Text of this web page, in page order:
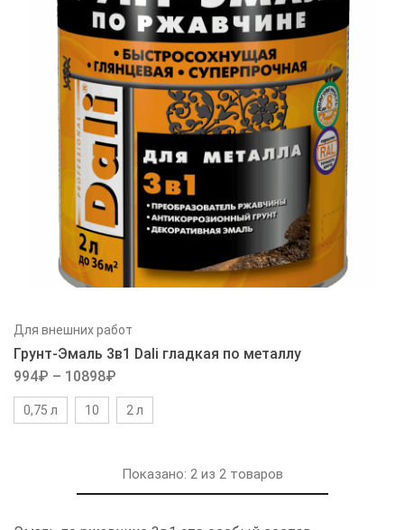
Для внешних работ
Грунт-Эмаль 3в1 Dali гладкая по металлу
994₽ – 10898₽
0,75 л 10 2 л
Показано: 2 из 2 товаров